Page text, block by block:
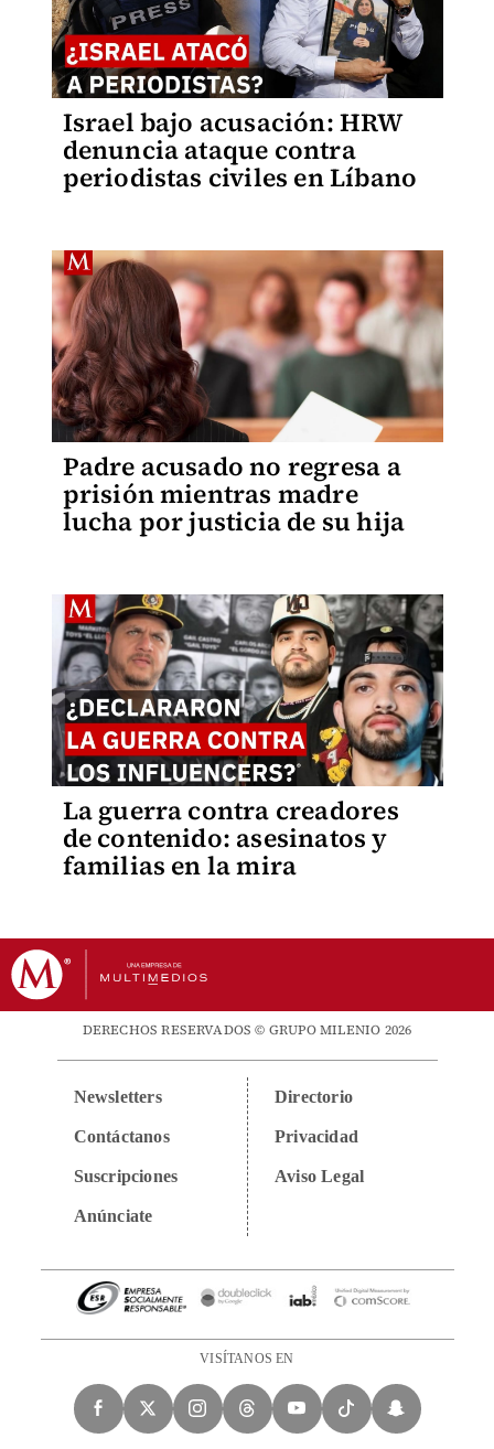
Israel bajo acusación: HRW
denuncia ataque contra
periodistas civiles en Líbano
Padre acusado no regresa a
prisión mientras madre
lucha por justicia de su hija
La guerra contra creadores
de contenido: asesinatos y
familias en la mira
DERECHOS RESERVADOS © GRUPO MILENIO 2026
Newsletters
Contáctanos
Suscripciones
Anúnciate
Directorio
Privacidad
Aviso Legal
VISÍTANOS EN